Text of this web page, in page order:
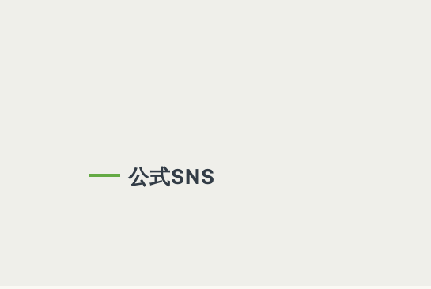
公式SNS